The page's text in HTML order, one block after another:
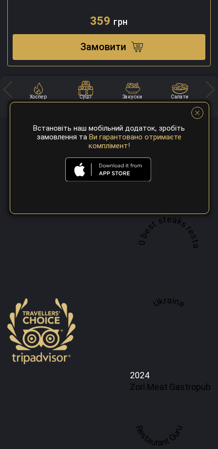
359 грн
Замовити
Хоспер Суші Закуски Салати
A top 100 best steaks restaurant in
Ukraine
2024
Zori Meat Gastropub
Restaurant Guru
Встановіть наш мобільний додаток, зробіть
замовлення та Ви гарантовано отримаєте
комплімент!